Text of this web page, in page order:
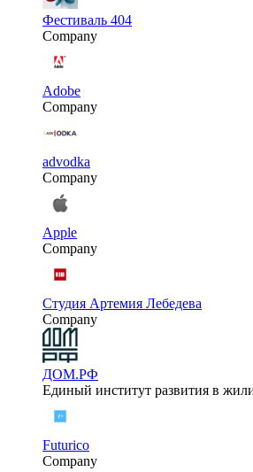
Фестиваль 404
Company
Adobe
Company
advodka
Company
Apple
Company
Студия Артемия Лебедева
Company
ДОМ.РФ
Единый институт развития в
Futurico
Company